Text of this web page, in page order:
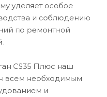
уделяет особое
и соблюдению
по ремонтной
CS35 Плюс наш
всем необходимым
и